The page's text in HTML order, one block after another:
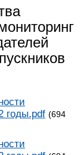
годы.pdf (694